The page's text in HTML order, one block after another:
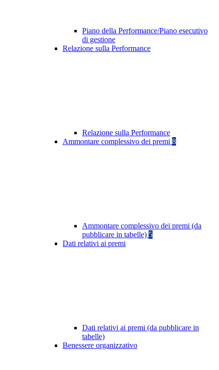
Piano della Performance/Piano esecutivo
di gestione
Relazione sulla Performance
Relazione sulla Performance
Ammontare complessivo dei premi 8
Ammontare complessivo dei premi (da
pubblicare in tabelle) 5
Dati relativi ai premi
Dati relativi ai premi (da pubblicare in
tabelle)
Benessere organizzativo